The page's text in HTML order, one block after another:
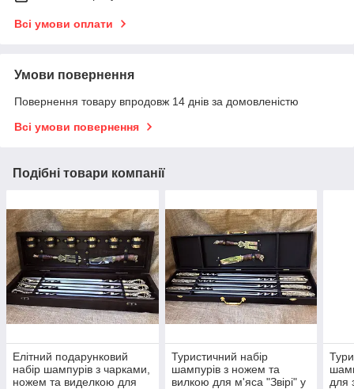
Всі умови оплати
Умови повернення
Повернення товару впродовж 14 днів за домовленістю
Всі умови повернення
Подібні товари компанії
Елітний подарунковий
набір шампурів з чарками,
ножем та виделкою для
Туристичний набір
шампурів з ножем та
вилкою для м'яса "Звірі" у
для